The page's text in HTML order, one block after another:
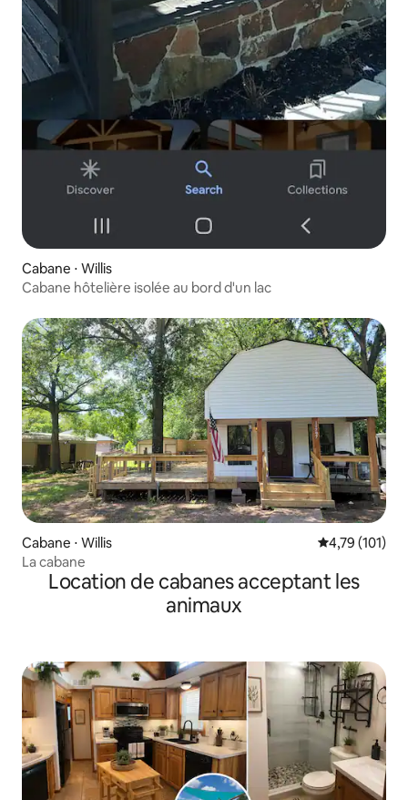
Cabane ⋅ Willis
Cabane hôtelière isolée au bord d'un lac
Cabane ⋅ Willis Évaluation
4,79 (101)
La cabane
Location de cabanes acceptant les
animaux